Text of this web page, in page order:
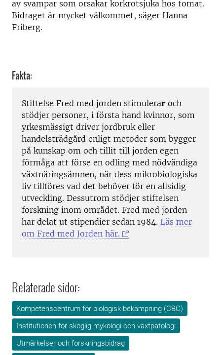
av svampar som orsakar korkrotsjuka hos tomat.
Bidraget är mycket välkommet, säger Hanna
Friberg.
Fakta:
Stiftelse Fred med jorden stimulerar och
stödjer personer, i första hand kvinnor, som
yrkesmässigt driver jordbruk eller
handelsträdgård enligt metoder som bygger
på kunskap om och tillit till jorden egen
förmåga att förse en odling med nödvändiga
växtnäringsämnen, när dess mikrobiologiska
liv tillföres vad det behöver för en allsidig
utveckling. Dessutrom stödjer stiftelsen
forskning inom området. Fred med jorden
har delat ut stipendier sedan 1984. Läs mer
om Fred med Jorden här.
Relaterade sidor:
Kompetenscentrum för biologisk bekämpning (CBC)
Institutionen för skoglig mykologi och växtpatologi
Utmärkelser och forskningsbidrag